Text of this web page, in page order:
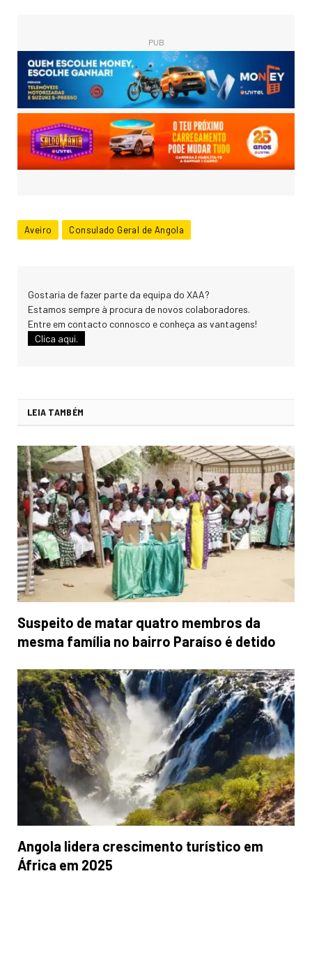
PUB
Aveiro Consulado Geral de Angola
Gostaria de fazer parte da equipa do XAA?
Estamos sempre à procura de novos colaboradores.
Entre em contacto connosco e conheça as vantagens!
Clica aqui.
LEIA TAMBÉM
Suspeito de matar quatro membros da
mesma família no bairro Paraíso é detido
Angola lidera crescimento turístico em
África em 2025